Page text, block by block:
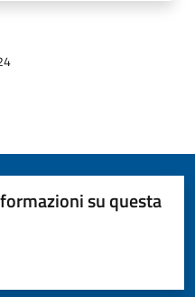
su questa
5